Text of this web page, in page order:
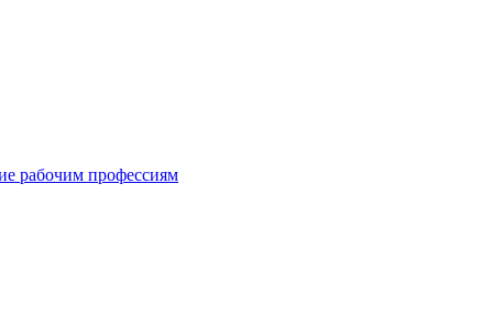
рабочим профессиям